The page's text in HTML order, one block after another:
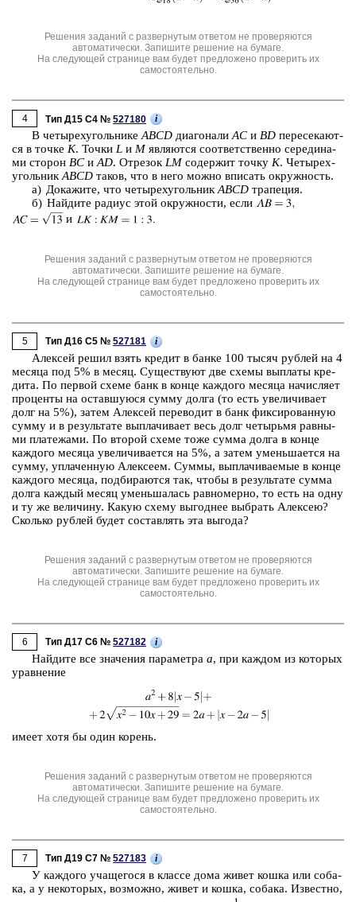
Решения заданий с развернутым ответом не проверяются
автоматически. Запишите решение на бумаге.
На следующей странице вам будет предложено проверить их
самостоятельно.
4 Тип Д15 C4 № 527180 i
В че­ты­рех­уголь­ни­кеABCD диа­го­на­лиAC и BD пе­ре­се­ка­ют­
ся в точке K. Точки L и M яв­ля­ют­ся со­от­вет­ствен­но се­ре­ди­на­
ми сто­рон BC иAD. От­ре­зокLM со­дер­жит точку K. Че­ты­рех­
уголь­никABCD таков, что в него можно впи­сать окруж­ность.
а) До­ка­жи­те, что че­ты­рех­уголь­никABCD тра­пе­ция.
б) Най­ди­те ра­ди­ус этой окруж­но­сти, если
и
Решения заданий с развернутым ответом не проверяются
автоматически. Запишите решение на бумаге.
На следующей странице вам будет предложено проверить их
самостоятельно.
5 Тип Д16 C5 № 527181 i
Алек­сей решил взять кре­дит в банке 100 тысяч руб­лей на 4
ме­ся­ца под 5% в месяц. Су­ще­ству­ют две схемы вы­пла­ты кре­
ди­та. По пер­вой схеме банк в конце каж­до­го ме­ся­ца на­чис­ля­ет
про­цен­ты на остав­шу­ю­ся сумму долга (то есть уве­ли­чи­ва­ет
долг на 5%), затем Алек­сей пе­ре­во­дит в банк фик­си­ро­ван­ную
сумму и в ре­зуль­та­те вы­пла­чи­ва­ет весь долг че­тырь­мя рав­ны­
ми пла­те­жа­ми. По вто­рой схеме тоже сумма долга в конце
каж­до­го ме­ся­ца уве­ли­чи­ва­ет­ся на 5%, а затем умень­ша­ет­ся на
сумму, упла­чен­ную Алек­се­ем. Суммы, вы­пла­чи­ва­е­мые в конце
каж­до­го ме­ся­ца, под­би­ра­ют­ся так, чтобы в ре­зуль­та­те сумма
долга каж­дый месяц умень­ша­лась рав­но­мер­но, то есть на одну
и ту же ве­ли­чи­ну. Какую схему вы­год­нее вы­брать Алек­сею?
Сколь­ко руб­лей будет со­став­лять эта вы­го­да?
Решения заданий с развернутым ответом не проверяются
автоматически. Запишите решение на бумаге.
На следующей странице вам будет предложено проверить их
самостоятельно.
6 Тип Д17 C6 № 527182 i
Най­ди­те все зна­че­ния па­ра­мет­ра a, при каж­дом из ко­то­рых
урав­не­ние
имеет хотя бы один ко­рень.
Решения заданий с развернутым ответом не проверяются
автоматически. Запишите решение на бумаге.
На следующей странице вам будет предложено проверить их
самостоятельно.
7 Тип Д19 C7 № 527183 i
У каж­до­го уча­ще­го­ся в клас­се дома живет кошка или со­ба­
ка, а у не­ко­то­рых, воз­мож­но, живет и кошка, со­ба­ка. Из­вест­но,